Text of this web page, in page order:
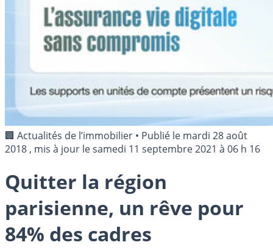
🏢 Actualités de l’immobilier • Publié le mardi 28 août
2018 , mis à jour lesamedi 11 septembre 2021 à 06 h 16
Quitter la région
parisienne, un rêve pour
84% des cadres